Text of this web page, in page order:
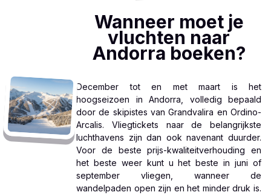
Wanneer moet je
vluchten naar
Andorra boeken?
December tot en met maart is het
hoogseizoen in Andorra, volledig bepaald
door de skipistes van Grandvalira en Ordino-
Arcalis. Vliegtickets naar de belangrijkste
luchthavens zijn dan ook navenant duurder.
Voor de beste prijs-kwaliteitverhouding en
het beste weer kunt u het beste in juni of
september vliegen, wanneer de
wandelpaden open zijn en het minder druk is.